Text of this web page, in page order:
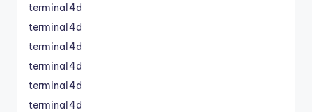
terminal4d
terminal4d
terminal4d
terminal4d
terminal4d
terminal4d